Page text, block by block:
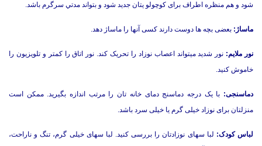
شود و هم منظره اطراف برای کوچولو یتان جدید شود و بتواند مدتي سرگرم باشد.
ماساژ: بعضی بچه ها دوست دارند کسی آنها را ماساژ دهد.
نور ملایم: نور شدید میتواند اعصاب نوزاد را تحریک کند. نور اتاق را کمتر و تلویزیون را
خاموش کنید.
دماسنجی: با یک درجه دماسنج دمای خانه تان را مرتب اندازه بگیرید. ممکن است
منزلتان برای نوزاد خیلی گرم یا خیلی سرد باشد.
لباس کودک: لبا سهای نوزادتان را بررسی کنید. لبا سهای خیلی گرم، تنگ و ناراحت،